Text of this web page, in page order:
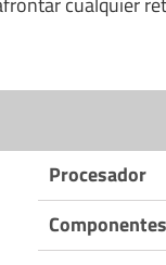
Procesador
Componentes